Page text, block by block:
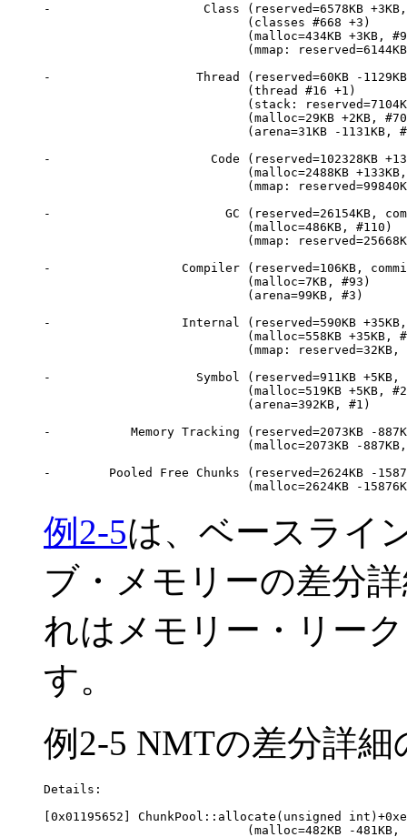
-                     Class (reserved=6578KB +3KB,
(classes #668 +3)
(malloc=434KB +3KB,
(mmap:
-                    Thread (reserved=60KB -1129KB,
(thread #16 +1)
(stack:
(malloc=29KB +2KB,
(arena=31KB -1131KB,
-                      Code (reserved=102328KB
(malloc=2488KB
(mmap:
-                        GC (reserved=26154KB,
                            (malloc=486KB, #110)
(mmap:
-                  Compiler (reserved=106KB,
                            (malloc=7KB, #93)
                            (arena=99KB, #3)
-                  Internal (reserved=590KB +35KB,
(malloc=558KB +35KB,
(mmap: reserved=32KB,
-                    Symbol (reserved=911KB +5KB,
(malloc=519KB +5KB,
                            (arena=392KB, #1)
-           Memory Tracking (reserved=2073KB -
(malloc=2073KB -
-        Pooled Free Chunks (reserved=2624KB -
例2-5は、ベースライ
ブ・メモリーの差分
れはメモリー・リー
す。
例2-5 NMTの差分詳細
Details:
[0x01195652] ChunkPool::allocate(unsigned
(malloc=482KB -481KB,